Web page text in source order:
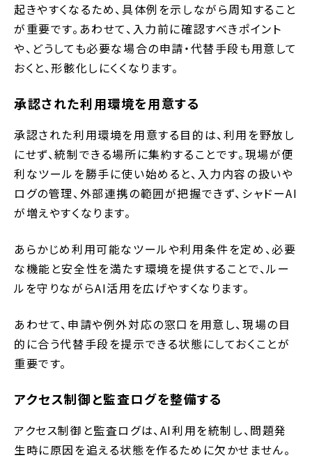
起きやすくなるため、具体例を示しながら周知すること
が重要です。あわせて、入力前に確認すべきポイント
や、どうしても必要な場合の申請・代替手段も用意して
おくと、形骸化しにくくなります。
承認された利用環境を用意する
承認された利用環境を用意する目的は、利用を野放し
にせず、統制できる場所に集約することです。現場が便
利なツールを勝手に使い始めると、入力内容の扱いや
ログの管理、外部連携の範囲が把握できず、シャドーAI
が増えやすくなります。
あらかじめ利用可能なツールや利用条件を定め、必要
な機能と安全性を満たす環境を提供することで、ルー
ルを守りながらAI活用を広げやすくなります。
あわせて、申請や例外対応の窓口を用意し、現場の目
的に合う代替手段を提示できる状態にしておくことが
重要です。
アクセス制御と監査ログを整備する
アクセス制御と監査ログは、AI利用を統制し、問題発
生時に原因を追える状態を作るために欠かせません。